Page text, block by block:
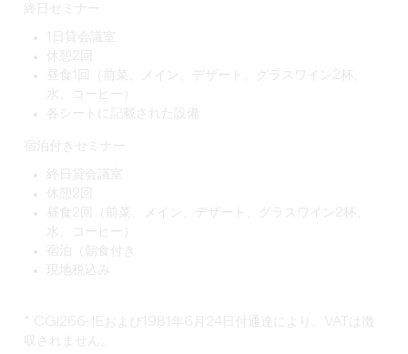
終日セミナー
1日貸会議室
昼食1回（前菜、メイン、デザート、グラスワイン2杯、
水、コーヒー）
各シートに記載された設備
宿泊付きセミナー
終日貸会議室
昼食2回（前菜、メイン、デザート、グラスワイン2杯、
水、コーヒー）
宿泊（朝食付き
現地税込み
* CGI266-1Eおよび1981年6月24日付通達により、VATは徴
収されません。